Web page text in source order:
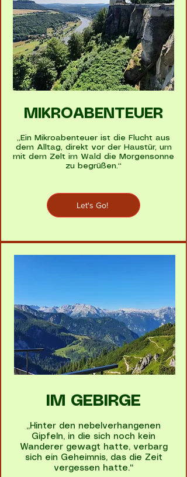
MIKROABENTEUER
„Ein Mikroabenteuer ist die Flucht aus
dem Alltag, direkt vor der Haustür, um
mit dem Zelt im Wald die Morgensonne
zu begrüßen.“
Let's Go!
IM GEBIRGE
„Hinter den nebelverhangenen
Gipfeln, in die sich noch kein
Wanderer gewagt hatte, verbarg
sich ein Geheimnis, das die Zeit
vergessen hatte.“